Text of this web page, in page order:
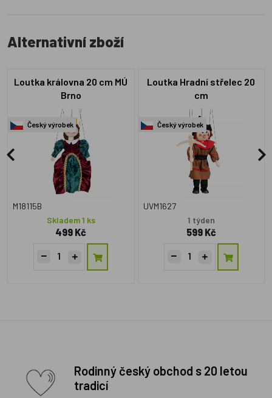
Alternativní zboží
Loutka královna 20 cm MÚ
Brno
Český výrobek
M18115B
Skladem 1 ks
499 Kč
Loutka Hradní střelec 20
cm
Český výrobek
UVM1627
1 týden
599 Kč
Rodinný český obchod s 20 letou
tradicí